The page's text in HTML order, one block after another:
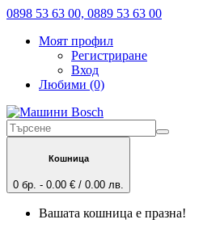
0898 53 63 00, 0889 53 63 00
Моят профил
Регистриране
Вход
Любими (0)
Кошница
0 бр. - 0.00 € / 0.00 лв.
Вашата кошница е празна!